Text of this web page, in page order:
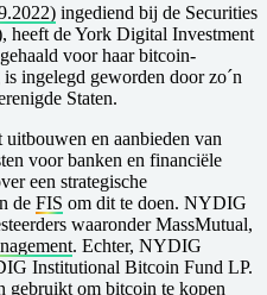
ingediend bij de Securities
heeft de York Digital Investment
voor haar bitcoin-
ingelegd geworden door zo´n
Staten.
en aanbieden van
voor banken en financiële
een strategische
de FIS om dit te doen. NYDIG
waaronder MassMutual,
. Echter, NYDIG
Institutional Bitcoin Fund LP.
gebruikt om bitcoin te kopen